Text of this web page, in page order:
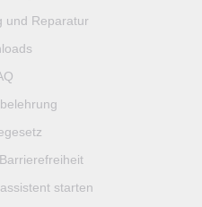
und Reparatur
starten